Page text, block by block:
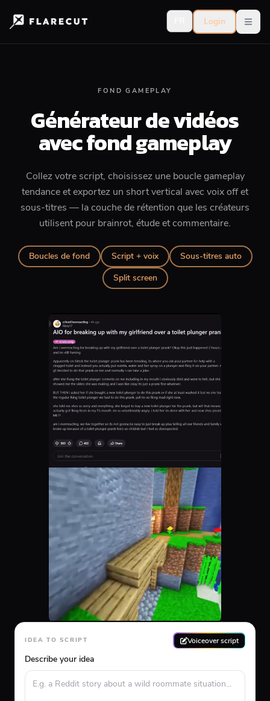
Login
FOND GAMEPLAY
Générateur de vidéos
avec fond gameplay
Collez votre script, choisissez une boucle gameplay
tendance et exportez un short vertical avec voix off et
sous-titres — la couche de rétention que les créateurs
utilisent pour brainrot, étude et commentaire.
Boucles de fond Script + voix
Sous-titres auto
Split screen
IDEA TO SCRIPT Voiceover script
Describe your idea